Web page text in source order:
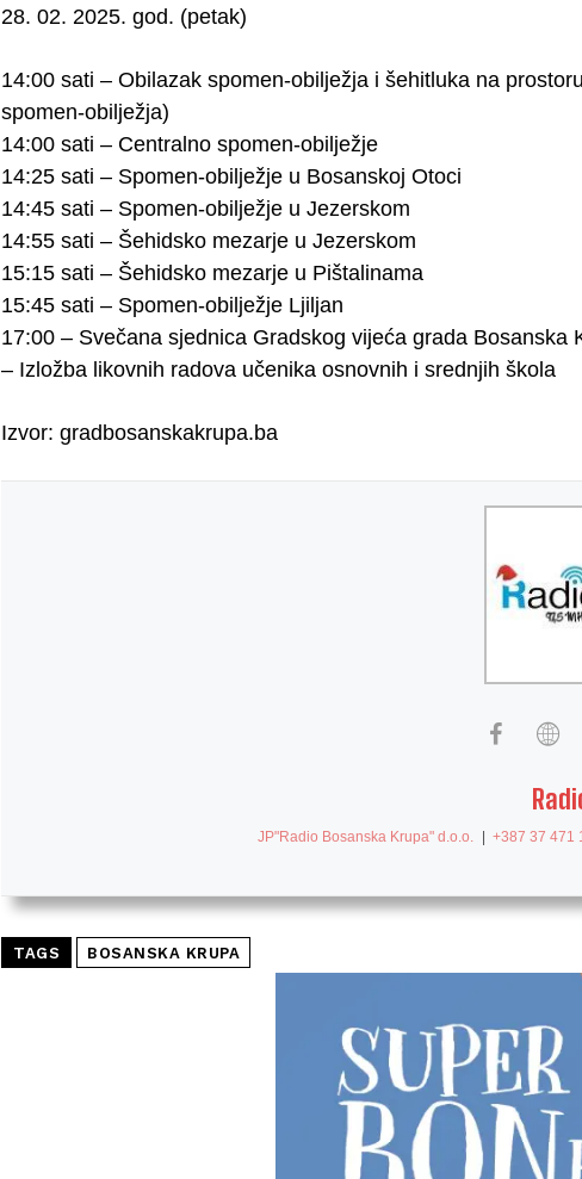
28. 02. 2025. god. (petak)
14:00 sati – Obilazak spomen-obilježja i šehitluka na
spomen-obilježja)
14:00 sati – Centralno spomen-obilježje
14:25 sati – Spomen-obilježje u Bosanskoj Otoci
14:45 sati – Spomen-obilježje u Jezerskom
14:55 sati – Šehidsko mezarje u Jezerskom
15:15 sati – Šehidsko mezarje u Pištalinama
15:45 sati – Spomen-obilježje Ljiljan
17:00 – Svečana sjednica Gradskog vijeća grada Bosanska
– Izložba likovnih radova učenika osnovnih i srednjih škola
Izvor: gradbosanskakrupa.ba
JP"Radio Bosanska Krupa" d.o.o. +387 37 471
TAGS BOSANSKA KRUPA